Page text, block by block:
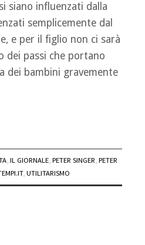
siano influenzati dalla
semplicemente dal
e per il figlio non ci sarà
dei passi che portano
dei bambini gravemente
,IL GIORNALE,PETER SINGER,PETER
, UTILITARISMO